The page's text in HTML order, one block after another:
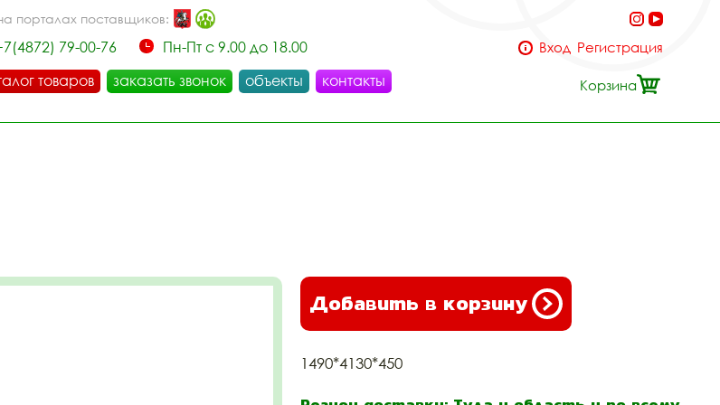
порталах поставщиков:
79-00-76
Пн-Пт с 9.00 до 18.00
товаров
заказать звонок объекты контакты
Вход Регистрация
Корзина
Добавить в корзину
1490*4130*450